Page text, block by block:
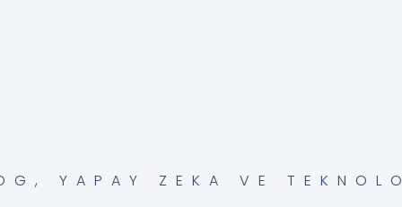
, YAPAY ZEKA VE